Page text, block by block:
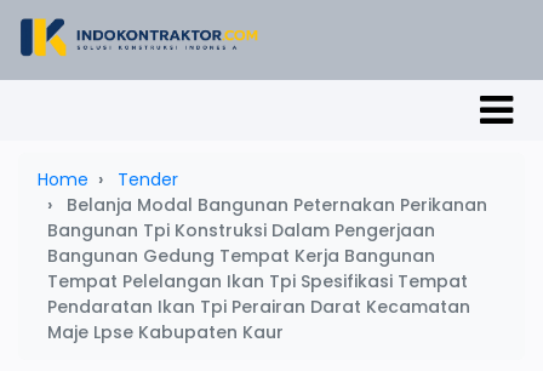
Home
Tender
Belanja Modal Bangunan Peternakan Perikanan
Bangunan Tpi Konstruksi Dalam Pengerjaan
Bangunan Gedung Tempat Kerja Bangunan
Tempat Pelelangan Ikan Tpi Spesifikasi Tempat
Pendaratan Ikan Tpi Perairan Darat Kecamatan
Maje Lpse Kabupaten Kaur